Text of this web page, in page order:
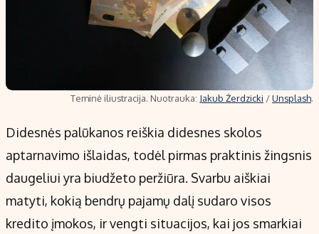
Teminė iliustracija. Nuotrauka: Jakub Żerdzicki /Unsplash.
Didesnės palūkanos reiškia didesnes skolos
aptarnavimo išlaidas, todėl pirmas praktinis žingsnis
daugeliui yra biudžeto peržiūra. Svarbu aiškiai
matyti, kokią bendrų pajamų dalį sudaro visos
kredito įmokos, ir vengti situacijos, kai jos smarkiai